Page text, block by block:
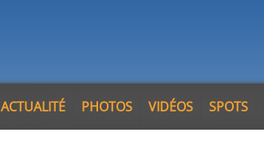
ACTUALITÉ PHOTOS VIDÉOS SPOTS